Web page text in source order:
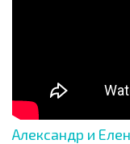
Александр и